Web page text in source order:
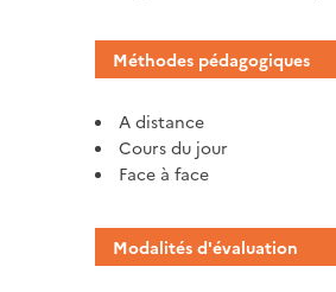
Méthodes pédagogiques
A distance
Cours du jour
Face à face
Modalités d'évaluation